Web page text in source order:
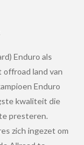
Enduro als
land van
Enduro
kwaliteit die
presteren.
zich ingezet om